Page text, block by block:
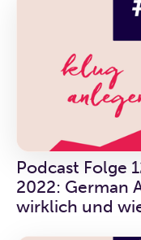
Podcast Folge
2022: German
wirklich und